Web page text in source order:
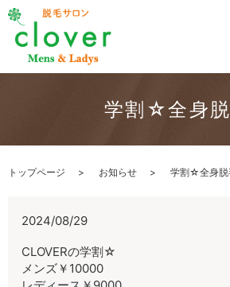
学割☆全身
トップページ お知らせ 学割☆全身脱
2024/08/29
CLOVERの学割☆
メンズ￥10000